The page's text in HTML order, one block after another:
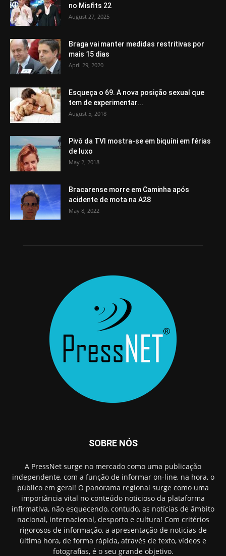
no Misfits 22
August 27, 2025
Braga vai manter medidas restritivas por
mais 15 dias
April 29, 2020
Esqueça o 69. A nova posição sexual que
tem de experimentar...
August 5, 2018
Pivô da TVI mostra-se em biquíni em férias
de luxo
May 2, 2018
Bracarense morre em Caminha após
acidente de mota na A28
May 8, 2022
SOBRE NÓS
A PressNet surge no mercado como uma publicação
independente, com a função de informar on-line, na hora, o
público em geral! O panorama regional surge como uma
importância vital no conteúdo noticioso da plataforma
infirmativa, não esquecendo, contudo, as notícias de âmbito
nacional, internacional, desporto e cultura! Com critérios
rigorosos de informação, a apresentação de noticias de
última hora, de forma rápida, através de texto, vídeos e
fotografias, é o seu grande objetivo.